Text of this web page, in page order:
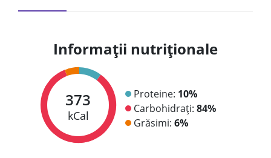
Informații nutriționale
373
kCal
Proteine: 10%
Carbohidrați: 84%
Grăsimi: 6%